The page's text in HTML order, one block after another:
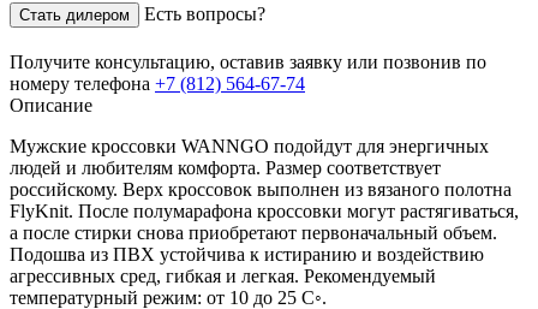
Стать дилером Есть вопросы?
Получите консультацию, оставив заявку или позвонив по
номеру телефона +7 (812) 564-67-74
Описание
Мужские кроссовки WANNGO подойдут для энергичных
людей и любителям комфорта. Размер соответствует
российскому. Верх кроссовок выполнен из вязаного полотна
FlyKnit. После полумарафона кроссовки могут растягиваться,
а после стирки снова приобретают первоначальный объем.
Подошва из ПВХ устойчива к истиранию и воздействию
агрессивных сред, гибкая и легкая. Рекомендуемый
температурный режим: от 10 до 25 С◦.